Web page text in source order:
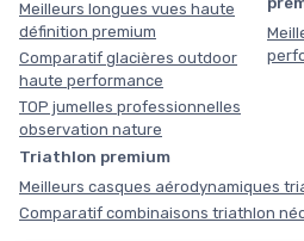
Meilleurs longues vues haute
définition premium
Comparatif glacières outdoor
haute performance
TOP jumelles professionnelles
observation nature
Triathlon premium
Meilleurs casques aérodynamiques
Comparatif combinaisons triathlon